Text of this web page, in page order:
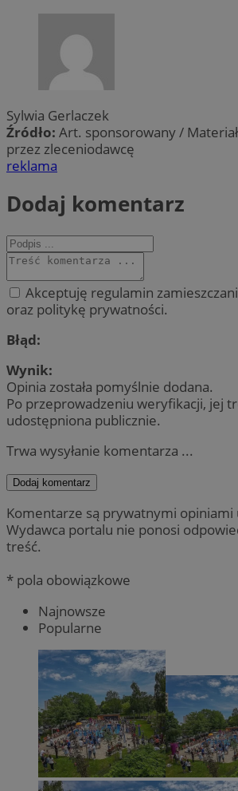
Sylwia Gerlaczek
Źródło: Art. sponsorowany /
przez zleceniodawcę
reklama
Dodaj komentarz
Akceptuję regulamin
oraz politykę prywatności.
Błąd:
Wynik:
Opinia została pomyślnie dodana.
Po przeprowadzeniu weryfikacji, jej
udostępniona publicznie.
Trwa wysyłanie komentarza ...
Dodaj komentarz
Komentarze są prywatnymi opiniami
Wydawca portalu nie ponosi
treść.
* pola obowiązkowe
Najnowsze
Popularne